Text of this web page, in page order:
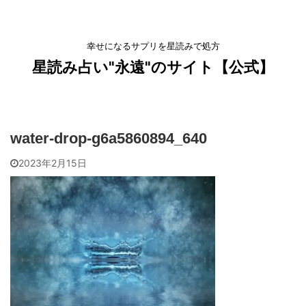
幸せになるサプリを星読みで処方
星読み占い"永遠"のサイト【公式】
water-drop-g6a5860894_640
2023年2月15日